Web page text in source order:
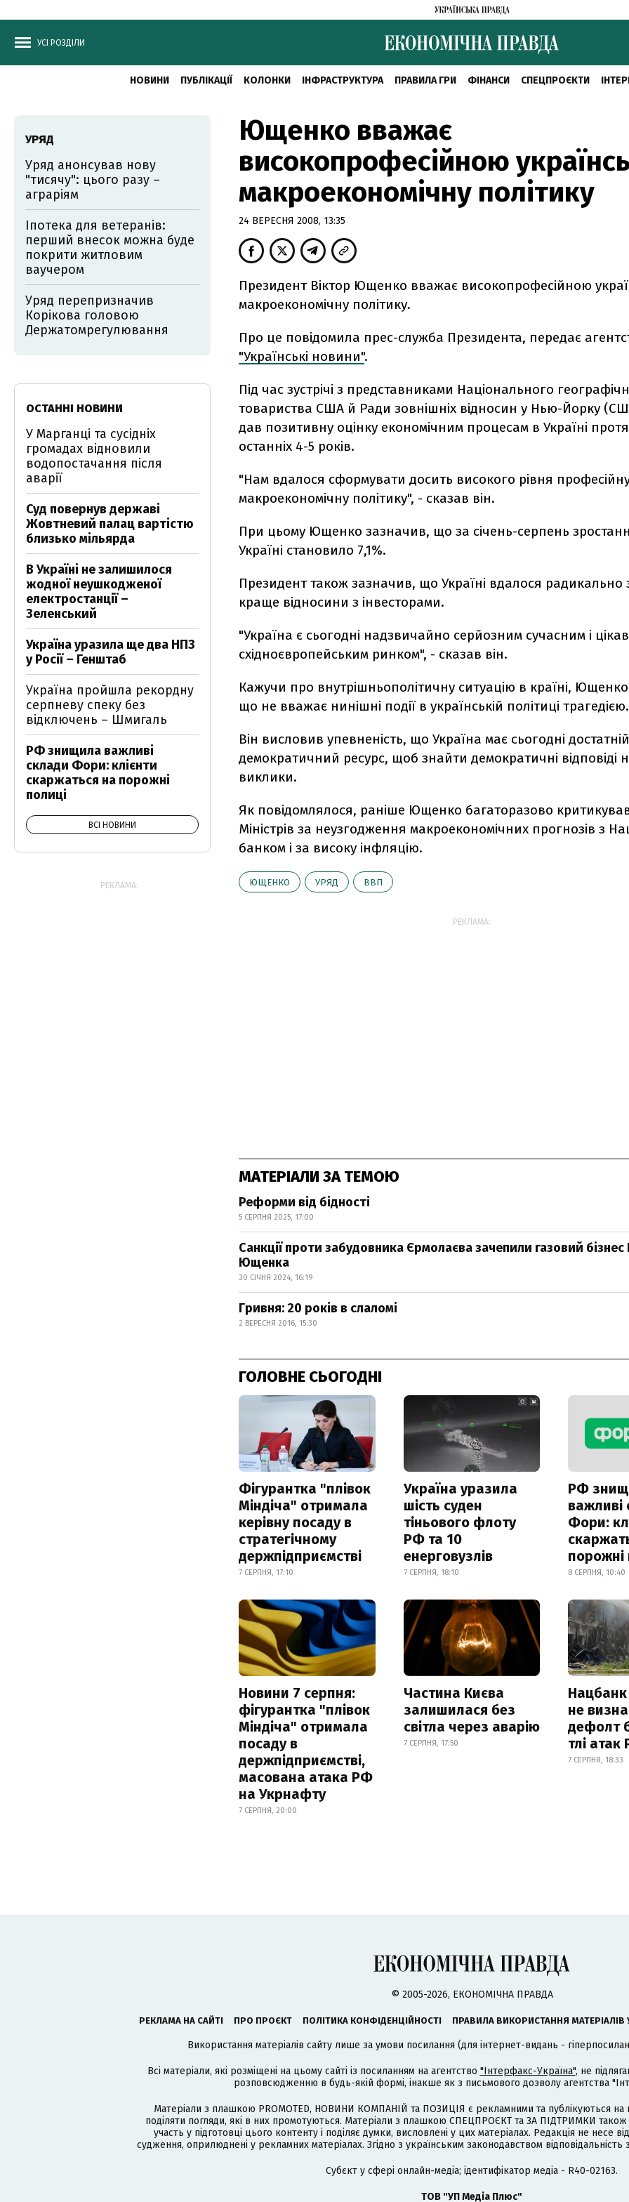
УСІ РОЗДІЛИ
НОВИНИ ПУБЛІКАЦІЇ КОЛОНКИ ІНФРАСТРУКТУРА ПРАВИЛА ГРИ ФІНАНСИ СПЕЦПРОЄКТИ
Ющенко вважає
високопрофесійною
макроекономічну політику
24 ВЕРЕСНЯ 2008, 13:35
Президент Віктор Ющенко вважає високопрофесійною
макроекономічну політику.
Про це повідомила прес-служба Президента, передає
"Українські новини".
Під час зустрічі з представниками Національного
товариства США й Ради зовнішніх відносин у Нью-Йорку
дав позитивну оцінку економічним процесам в Україні
останніх 4-5 років.
"Нам вдалося сформувати досить високого рівня
макроекономічну політику", - сказав він.
При цьому Ющенко зазначив, що за січень-серпень
Україні становило 7,1%.
Президент також зазначив, що Україні вдалося радикально
краще відносини з інвесторами.
"Україна є сьогодні надзвичайно серйозним сучасним і
східноєвропейським ринком", - сказав він.
Кажучи про внутрішньополітичну ситуацію в країні,
що не вважає нинішні події в українській політиці трагедією.
Він висловив упевненість, що Україна має сьогодні достатній
демократичний ресурс, щоб знайти демократичні відповіді
виклики.
Як повідомлялося, раніше Ющенко багаторазово
Міністрів за неузгодження макроекономічних прогнозів з
банком і за високу інфляцію.
ЮЩЕНКО УРЯД ВВП
РЕКЛАМА:
МАТЕРІАЛИ ЗА ТЕМОЮ
Реформи від бідності
5 СЕРПНЯ 2025, 17:00
Санкції проти забудовника Єрмолаєва зачепили газовий бізнес
Ющенка
30 СІЧНЯ 2024, 16:19
Гривня: 20 років в слаломі
2 ВЕРЕСНЯ 2016, 15:30
ГОЛОВНЕ СЬОГОДНІ
Фігурантка "плівок
Міндіча" отримала
керівну посаду в
стратегічному
держпідприємстві
7 СЕРПНЯ, 17:10
Україна уразила
шість суден
тіньового флоту
РФ та 10
енерговузлів
7 СЕРПНЯ, 18:10
РФ
важливі
Фори:
порожні
8 СЕРПНЯ, 10:40
Новини 7 серпня:
фігурантка "плівок
Міндіча" отримала
посаду в
держпідприємстві,
масована атака РФ
на Укрнафту
7 СЕРПНЯ, 20:00
Частина Києва
залишилася без
світла через аварію
7 СЕРПНЯ, 17:50
не
дефолт
тлі
7 СЕРПНЯ, 18:33
УРЯД
Уряд анонсував нову
"тисячу": цього разу –
аграріям
Іпотека для ветеранів:
перший внесок можна буде
покрити житловим
ваучером
Уряд перепризначив
Корікова головою
Держатомрегулювання
ОСТАННІ НОВИНИ
У Марганці та сусідніх
громадах відновили
водопостачання після
аварії
Суд повернув державі
Жовтневий палац вартістю
близько мільярда
В Україні не залишилося
жодної неушкодженої
електростанції –
Зеленський
Україна уразила ще два НПЗ
у Росії – Генштаб
Україна пройшла рекордну
серпневу спеку без
відключень – Шмигаль
РФ знищила важливі
склади Фори: клієнти
скаржаться на порожні
полиці
ВСІ НОВИНИ
РЕКЛАМА:
© 2005-2026, ЕКОНОМІЧНА ПРАВДА
РЕКЛАМА НА САЙТІ ПРО ПРОЄКТ ПОЛІТИКА КОНФІДЕНЦІЙНОСТІ ПРАВИЛА ВИКОРИСТАННЯ МАТЕРІАЛІВ
Використання матеріалів сайту лише за умови посилання (для інтернет-видань -
Всі матеріали, які розміщені на цьому сайті із посиланням на агентство "Інтерфакс-Україна", не
розповсюдженню в будь-якій формі, інакше як з письмового дозволу агентства
Матеріали з плашкою PROMOTED, НОВИНИ КОМПАНІЙ та ПОЗИЦІЯ є рекламними та публікуються на
поділяти погляди, які в них промотуються. Матеріали з плашкою СПЕЦПРОЄКТ та ЗА ПІДТРИМКИ
участь у підготовці цього контенту і поділяє думки, висловлені у цих матеріалах. Редакція не несе
судження, оприлюднені у рекламних матеріалах. Згідно з українським законодавством
Cубєкт у сфері онлайн-медіа; ідентифікатор медіа - R40-02163.
ТОВ "УП Медіа Плюс"